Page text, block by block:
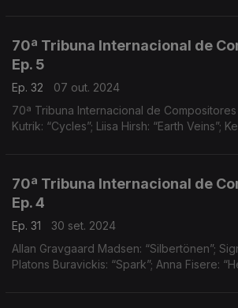
70ª Tribuna Internacional de
Ep. 5
Ep. 32
07 out. 2024
70ª Tribuna Internacional de
Kutrik: “Cycles”; Liisa Hirsh: “Earth Veins”;
70ª Tribuna Internacional de
Ep. 4
Ep. 31
30 set. 2024
Allan Gravgaard Madsen: “Silbertönen”;
Platons Buravickis: “Spark”; Anna Fisere: